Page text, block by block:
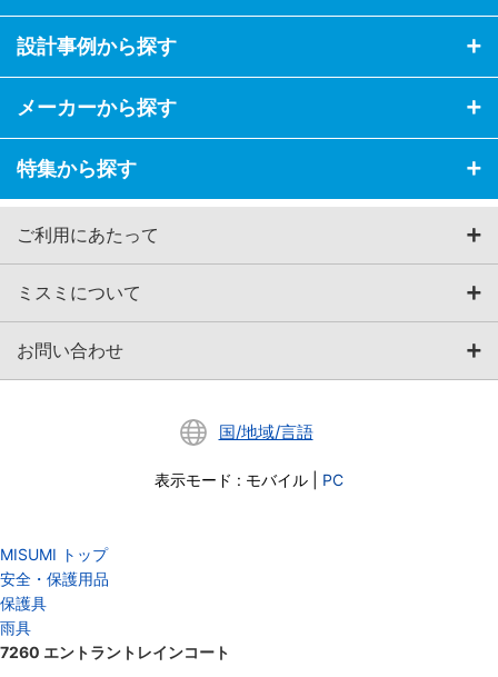
設計事例から探す
メーカーから探す
特集から探す
ご利用にあたって
ミスミについて
お問い合わせ
国/地域/言語
表示モード : モバイル PC
MISUMI トップ
安全・保護用品
保護具
雨具
7260 エントラントレインコート